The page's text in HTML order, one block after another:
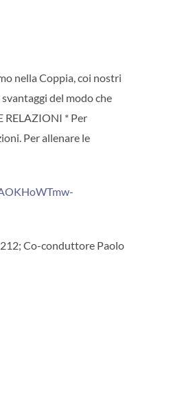
nella Coppia, coi nostri
del modo che
RELAZIONI * Per
Per allenare le
Co-conduttore Paolo